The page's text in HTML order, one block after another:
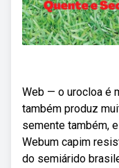
Web — o urocloa é
também produz
semente também,
Webum capim
do semiárido